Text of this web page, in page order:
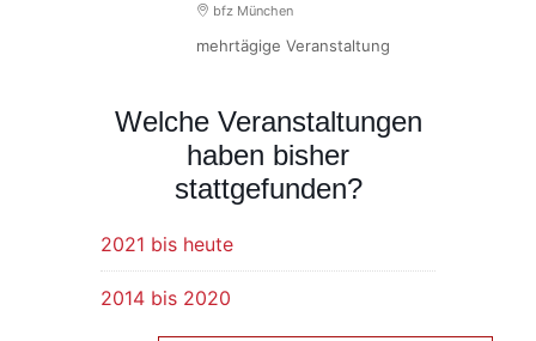
bfz München
mehrtägige Veranstaltung
Welche Veranstaltungen
haben bisher
stattgefunden?
2021 bis heute
2014 bis 2020